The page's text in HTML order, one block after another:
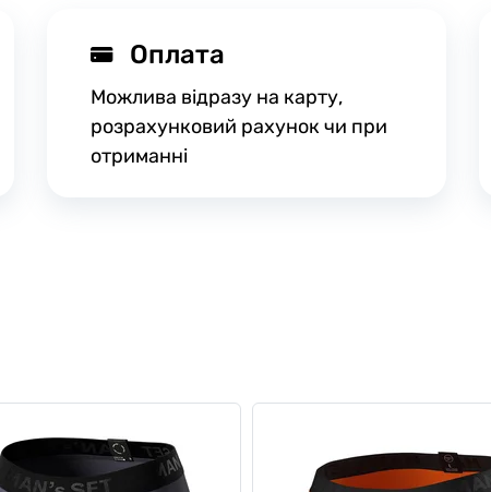
Оплата
Можлива відразу на карту,
розрахунковий рахунок чи при
отриманні